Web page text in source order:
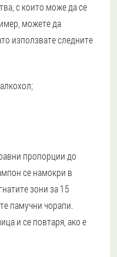
с които може да се
можете да
използвате следните
пропорции до
се намокри в
зони за 15
памучни чорапи.
и се повтаря, ако е